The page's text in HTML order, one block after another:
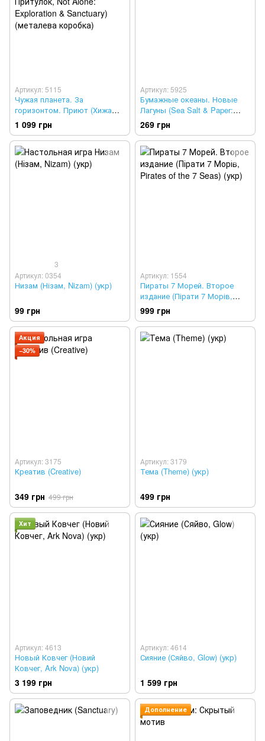
Артикул: 5115
Чужая планета. За
горизонтом. Приют (Хижа
планета. За обріями.
Притулок, Not Alone:
Exploration & Sanctuary)
(металева коробка)
1 099 грн
Артикул: 5925
Бумажные океаны. Новые
Лагуны (Sea Salt & Paper:
Extra Pepper)
269 грн
3
Артикул: 0354
Низам (Нізам, Nizam) (укр)
99 грн
Артикул: 1554
Пираты 7 Морей. Второе
издание (Пірати 7 Морів,
Pirates of the 7 Seas) (укр)
999 грн
Акция
−30%
Артикул: 3175
Креатив (Creative)
349 грн 499 грн
Артикул: 3179
Тема (Theme) (укр)
499 грн
Хит
Артикул: 4613
Новый Ковчег (Новий
Ковчег, Ark Nova) (укр)
3 199 грн
Артикул: 4614
Сияние (Сяйво, Glow) (укр)
1 599 грн
Дополнение